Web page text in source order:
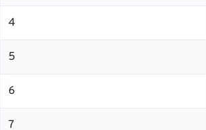
4
5
6
7